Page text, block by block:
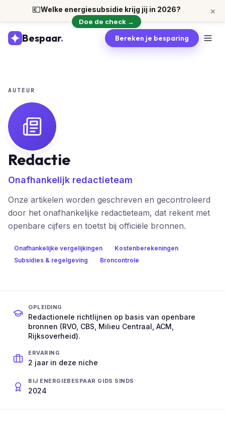
💶Welke energiesubsidie krijg jij in 2026?
Doe de check →
×
Bespaar. Bereken je besparing
AUTEUR
Redactie
Onafhankelijk redactieteam
Onze artikelen worden geschreven en gecontroleerd
door het onafhankelijke redactieteam, dat rekent met
openbare cijfers en toetst bij officiële bronnen.
Onafhankelijke vergelijkingen
Kostenberekeningen
Subsidies & regelgeving
Broncontrole
OPLEIDING
Redactionele richtlijnen op basis van openbare
bronnen (RVO, CBS, Milieu Centraal, ACM,
Rijksoverheid).
ERVARING
2 jaar in deze niche
BIJ ENERGIEBESPAAR GIDS SINDS
2024